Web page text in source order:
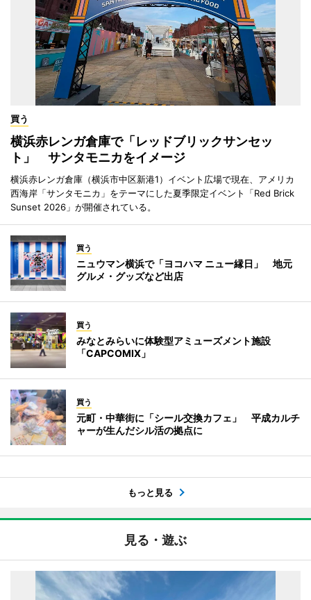
買う
横浜赤レンガ倉庫で「レッドブリックサンセッ
ト」 サンタモニカをイメージ
横浜赤レンガ倉庫（横浜市中区新港1）イベント広場で現在、アメリカ
西海岸「サンタモニカ」をテーマにした夏季限定イベント「Red Brick
Sunset 2026」が開催されている。
買う
ニュウマン横浜で「ヨコハマ ニュー縁日」 地元
グルメ・グッズなど出店
買う
みなとみらいに体験型アミューズメント施設
「CAPCOMIX」
買う
元町・中華街に「シール交換カフェ」 平成カルチ
ャーが生んだシル活の拠点に
もっと見る
見る・遊ぶ